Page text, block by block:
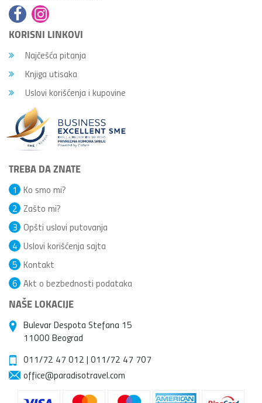
KORISNI LINKOVI
Najčešća pitanja
Knjiga utisaka
Uslovi korišćenja i kupovine
TREBA DA ZNATE
Ko smo mi?
1
Zašto mi?
2
Opšti uslovi putovanja
3
Uslovi korišćenja sajta
4
Kontakt
5
Akt o bezbednosti podataka
6
NAŠE LOKACIJE
Bulevar Despota Stefana 15
11000 Beograd
011/72 47 012 | 011/72 47 707
office@paradisotravel.com